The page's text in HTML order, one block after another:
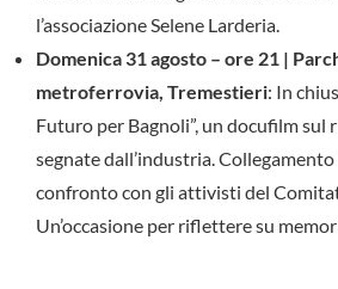
l’associazione Selene Larderia.
Domenica 31 agosto – ore 21 |
metroferrovia, Tremestieri: In
Futuro per Bagnoli”, un docufilm sul
segnate dall’industria.
confronto con gli attivisti del
Un’occasione per riflettere su